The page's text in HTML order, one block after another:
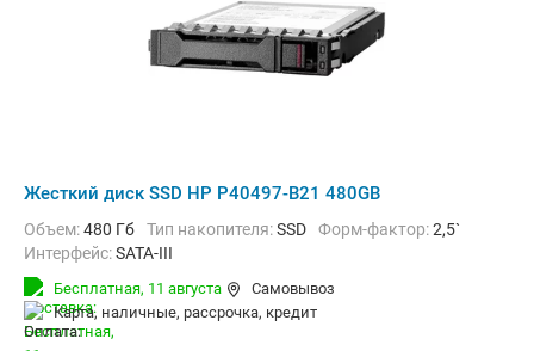
Жесткий диск SSD HP P40497-B21 480GB
Объем:480 Гб Тип накопителя:SSD Форм-фактор:2,5`
Интерфейс:SATA-III
Бесплатная, 11 августа
Самовывоз
карта, наличные, рассрочка, кредит